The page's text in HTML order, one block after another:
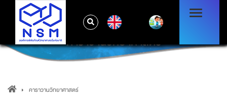
คาราวานวิทยาศาสตร์
คาราวานวิทยาศาสตร์